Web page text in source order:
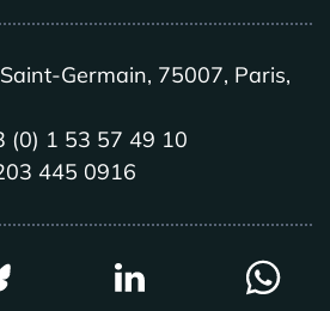
Germain, 75007, Paris,
(0) 1 53 57 49 10
445 0916